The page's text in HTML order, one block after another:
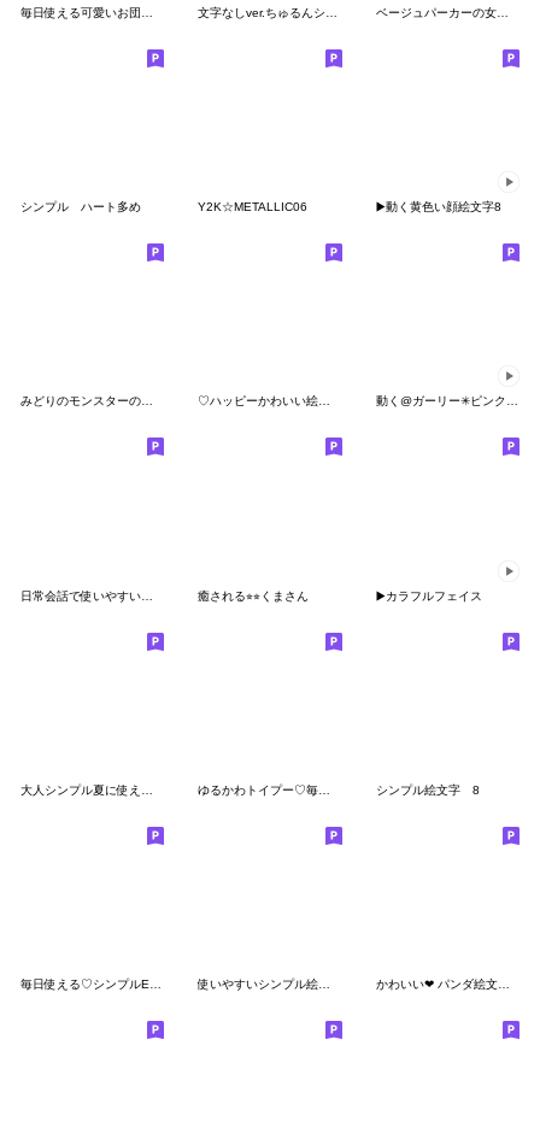
ベージュパーカーの女の子♡絵文字ver.
シンプル ハート多め Y2K☆METALLIC06 ▶️動く黄色い顔絵文字8
みどりのモンスターの一日 ♡ハッピーかわいい絵文字♡ 動く@ガーリー✳︎ピンク絵文字
癒される⭐︎⭐︎くまさん ▶️カラフルフェイス
シンプル絵文字 8
毎日使える♡シンプルEMOJI 使いやすいシンプル絵文字3 かわいい❤︎ パンダ絵文字【日常】